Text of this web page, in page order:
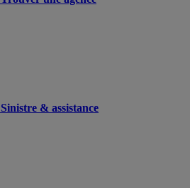
Sinistre & assistance